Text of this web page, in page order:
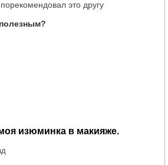
это другу
изюминка в макияже.